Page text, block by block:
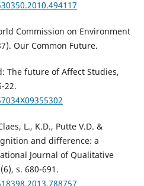
Commission on Environment
Our Common Future.
The future of Affect Studies,
22.
L., K.D., Putte V.D. &
and difference: a
Journal of Qualitative
s. 680-691.